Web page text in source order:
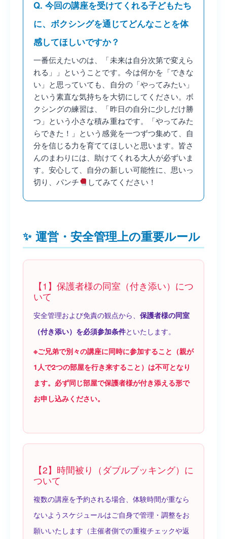
Q. 今回の講座を受けてくれる子どもたち
に、ボクシングを通じてどんなことを体
感してほしいですか？
一番伝えたいのは、「未来は自分次第で変えら
れる」」ということです。今は何かを「できな
い」と思っていても、自分の「やってみたい」
という素直な気持ちを大切にしてください。ボ
クシングの練習は、「昨日の自分に少しだけ勝
つ」という小さな積み重ねです。「やってみた
らできた！」という感覚を一つずつ集めて、自
分を信じる力を育ててほしいと思います。皆さ
んのまわりには、助けてくれる大人が必ずいま
す。安心して、自分の新しい可能性に、思いっ
切り、パンチ
してみてください！
運営・安全管理上の重要ルール
【1】保護者様の同室（付き添い）につ
いて
安全管理および免責の観点から、 保護者様の同室
（付き添い）を必須参加条件といたします。
※ご兄弟で別々の講座に同時に参加すること（親が
1人で2つの部屋を行き来すること）は不可となり
ます。必ず同じ部屋で保護者様が付き添える形で
お申し込みください。
【2】時間被り（ダブルブッキング）に
ついて
複数の講座を予約される場合、体験時間が重なら
ないようスケジュールはご自身で管理・調整をお
願いいたします（主催者側での重複チェックや返